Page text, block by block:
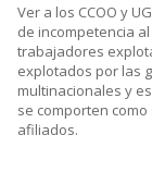
Ver a los CCOO y
de incompetencia
trabajadores
explotados por las
multinacionales y
se comporten
afiliados.